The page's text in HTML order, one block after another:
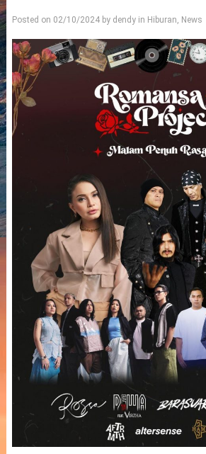
Posted on 02/10/2024by dendyin Hiburan, News